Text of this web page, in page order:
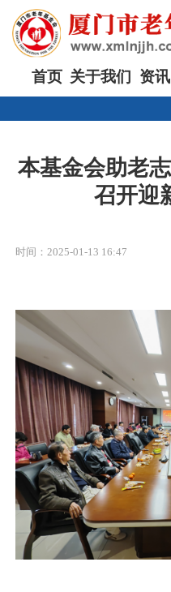
首页 关于我们 资
本基金会助老
召开迎
时间：2025-01-13 16:47